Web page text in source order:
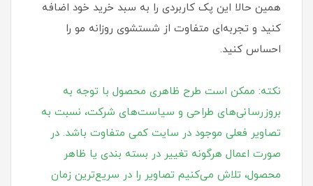
همین حالا این پک کاربردی را به سبد خرید خود اضافه
کنید و تجربه‌ای متفاوت از شستشوی روزانه مو را
احساس کنید.
نکته: ممکن است طرح ظاهری محصول با توجه به
بروزرسانی‌های طراحی و سیاست‌های شرکت، نسبت به
تصاویر فعلی موجود در سایت کمی متفاوت باشد. در
صورت اعمال هرگونه تغییر در بسته‌ بندی یا ظاهر
محصول، تلاش می‌کنیم تصاویر را در سریع‌ترین زمان